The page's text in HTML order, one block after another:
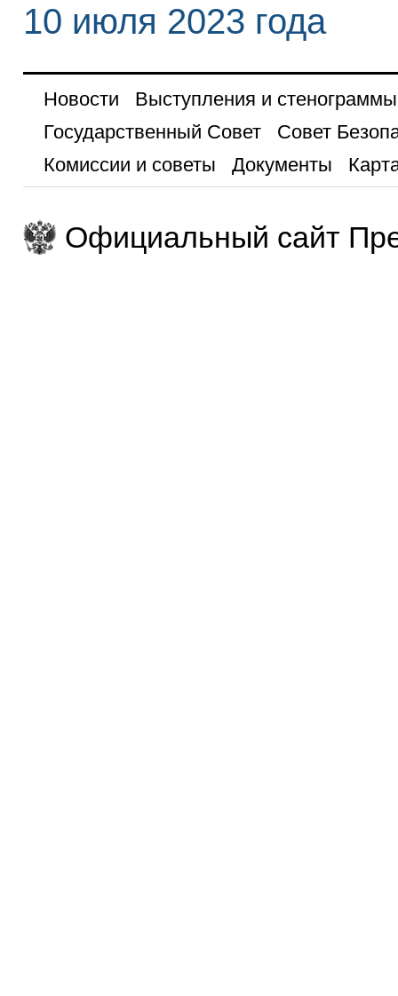
10 июля 2023 года
Новости
Выступления и стенограммы
Государственный Совет
Совет
Комиссии и советы
Документы
Официальный сайт